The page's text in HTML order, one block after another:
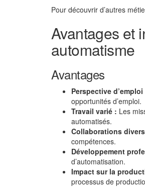
Pour découvrir d’autres
Avantages et
automatisme
Avantages
Perspective d’emploi
opportunités d’emploi.
Travail varié : Les
automatisés.
Collaborations
compétences.
Développement
d’automatisation.
Impact sur la
processus de